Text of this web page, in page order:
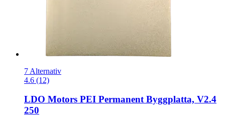
7 Alternativ
4.6 (12)
LDO Motors PEI Permanent Byggplatta, V2.4
250